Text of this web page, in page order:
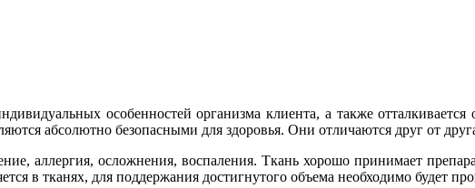
особенностей организма клиента, а также
абсолютно безопасными для здоровья. Они отличаются друг от
аллергия, осложнения, воспаления. Ткань хорошо принимает
в тканях, для поддержания достигнутого объема необходимо будет